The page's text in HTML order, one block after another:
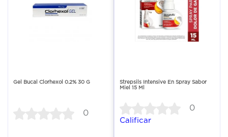
Gel Bucal Clorhexol 0.2% 30 G
0
Strepsils Intensive En Spray Sabor
Miel 15 Ml
0
Calificar